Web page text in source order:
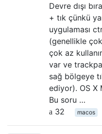
Devre dışı
+ tık çünkü
uygulaması
(genellikle
çok az
var ve
sağ bölgeye
ediyor). OS X
Bu soru …
32
macos